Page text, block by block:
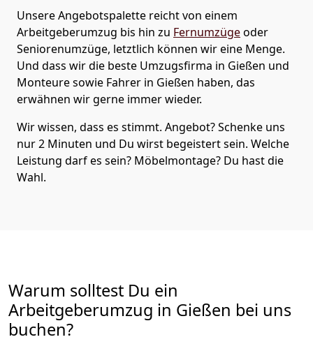
Unsere Angebotspalette reicht von einem
Arbeitgeberumzug bis hin zu Fernumzügeoder
Seniorenumzüge, letztlich können wir eine Menge.
Und dass wir die beste Umzugsfirma in Gießen und
Monteure sowie Fahrer in Gießen haben, das
erwähnen wir gerne immer wieder.
Wir wissen, dass es stimmt. Angebot? Schenke uns
nur 2 Minuten und Du wirst begeistert sein. Welche
Leistung darf es sein? Möbelmontage? Du hast die
Wahl.
Warum solltest Du ein
Arbeitgeberumzug in Gießen bei uns
buchen?